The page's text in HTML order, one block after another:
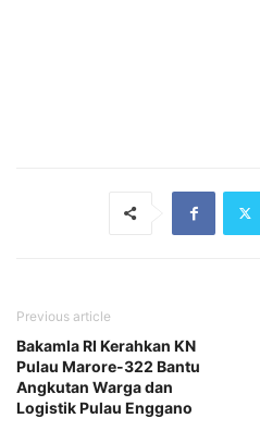
Previous article
Bakamla RI Kerahkan KN
Pulau Marore-322 Bantu
Angkutan Warga dan
Logistik Pulau Enggano